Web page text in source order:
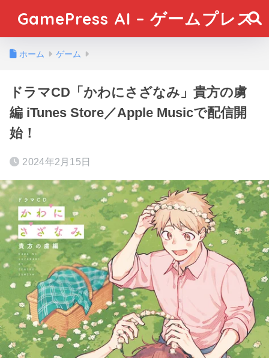
GamePress AI – ゲームプレス
ホーム ゲーム
ドラマCD「かわにさざなみ」貴方の虜
編 iTunes Store／Apple Musicで配信開
始！
2024年2月15日